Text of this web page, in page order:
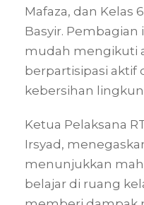
Mafaza, dan Kelas
Basyir.
mudah mengikuti
berpartisipasi aktif
kebersihan
Ketua Pelaksana
Irsyad,
menunjukkan
belajar di ruang